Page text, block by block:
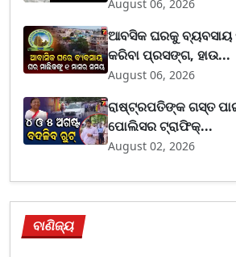
August 06, 2026
ଆବସିକ ଘରକୁ ବ୍ୟବସାୟ
କରିବା ପ୍ରସଙ୍ଗ, ହାଉ...
August 06, 2026
ରାଷ୍ଟ୍ରପତିଙ୍କ ଗସ୍ତ
ପୋଲିସର ଟ୍ରାଫିକ୍...
August 02, 2026
ବାଣିଜ୍ୟ